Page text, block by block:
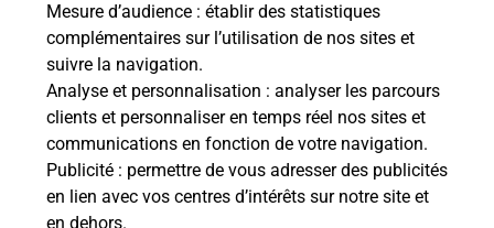
Mesure d’audience : établir des statistiques
complémentaires sur l’utilisation de nos sites et
suivre la navigation.
Analyse et personnalisation : analyser les parcours
clients et personnaliser en temps réel nos sites et
communications en fonction de votre navigation.
Publicité : permettre de vous adresser des publicités
en lien avec vos centres d’intérêts sur notre site et
en dehors.
La Poste
en ligne
Ouvert 24h/24
En savoir plus